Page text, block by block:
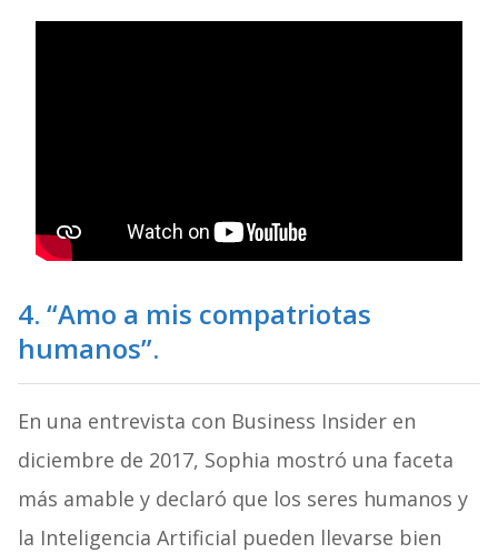
4. “Amo a mis compatriotas
humanos”.
En una entrevista con Business Insider en
diciembre de 2017, Sophia mostró una faceta
más amable y declaró que los seres humanos y
la Inteligencia Artificial pueden llevarse bien